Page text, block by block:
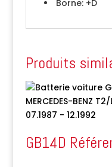
Borne:+D
Produits
GB14D